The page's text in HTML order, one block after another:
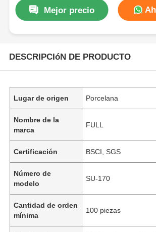
Mejor precio
DESCRIPCIóN DE PRODUCTO
Lugar de origen Porcelana
Nombre de la
marca
FULL
Certificación BSCI, SGS
Número de
modelo
SU-170
Cantidad de orden
mínima
100 piezas